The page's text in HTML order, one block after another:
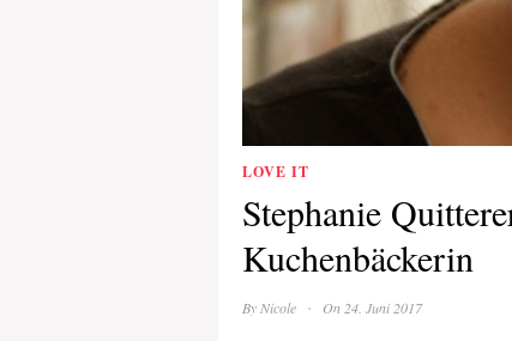
LOVE IT
Stephanie
Kuchenbäckerin
By Nicole · On 24. Juni 2017